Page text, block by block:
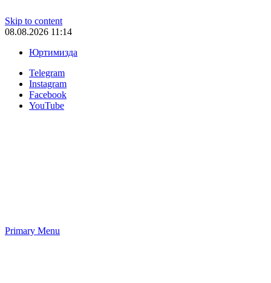
Skip to content
08.08.2026 11:14
Юртимизда
Telegram
Instagram
Facebook
YouTube
Primary Menu